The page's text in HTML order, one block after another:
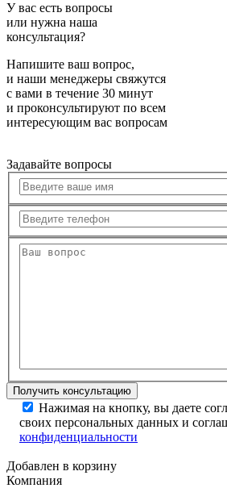
У вас есть вопросы
или нужна наша
консультация?
Напишите ваш вопрос,
и наши менеджеры свяжутся
с вами в течение 30 минут
и проконсультируют по всем
интересующим вас вопросам
Задавайте вопросы
Нажимая на кнопку, вы даете
своих персональных данных и
конфиденциальности
Добавлен в корзину
Компания